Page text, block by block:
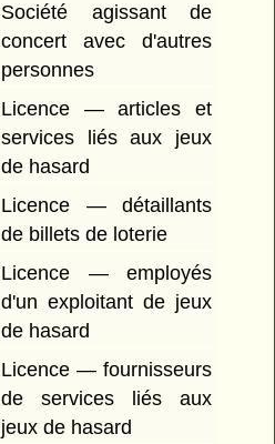
Société agissant de
concert avec d'autres
personnes
Licence — articles et
services liés aux jeux
de hasard
Licence — détaillants
de billets de loterie
Licence — employés
d'un exploitant de jeux
de hasard
Licence — fournisseurs
de services liés aux
jeux de hasard